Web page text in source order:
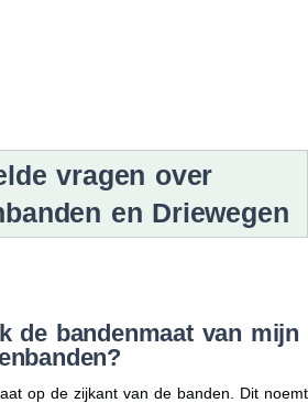
vragen over
en Driewegen
de bandenmaat van mijn
op de zijkant van de banden. Dit noemt